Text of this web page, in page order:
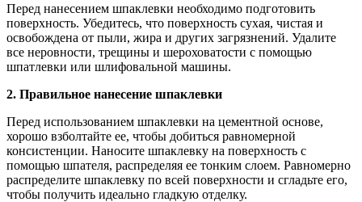
Перед нанесением шпаклевки необходимо подготовить
поверхность. Убедитесь, что поверхность сухая, чистая и
освобождена от пыли, жира и других загрязнений. Удалите
все неровности, трещины и шероховатости с помощью
шпатлевки или шлифовальной машины.
2. Правильное нанесение шпаклевки
Перед использованием шпаклевки на цементной основе,
хорошо взболтайте ее, чтобы добиться равномерной
консистенции. Наносите шпаклевку на поверхность с
помощью шпателя, распределяя ее тонким слоем. Равномерно
распределите шпаклевку по всей поверхности и сгладьте его,
чтобы получить идеально гладкую отделку.